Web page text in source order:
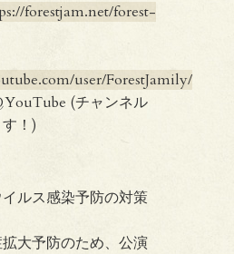
forestjam.net/forest-
user/ForestJamily/
(チャンネル
！)
イルス感染予防の対策
大予防のため、公演